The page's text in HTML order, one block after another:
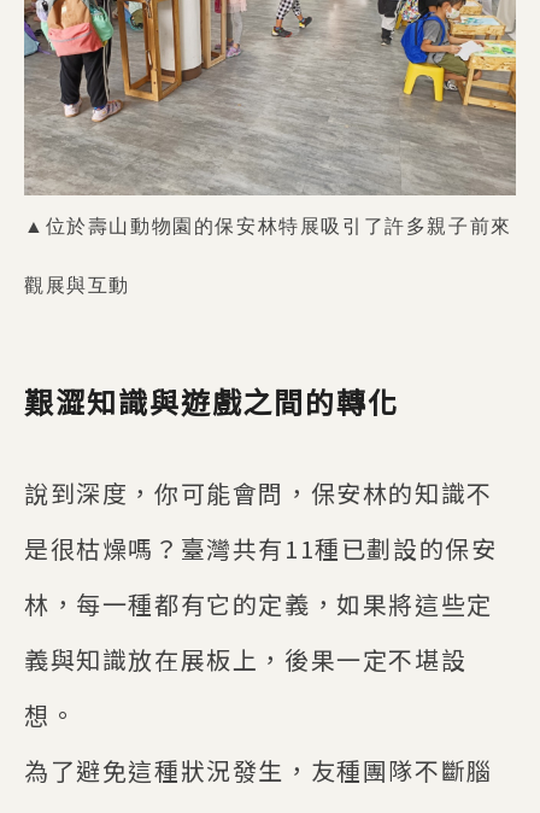
▲位於壽山動物園的保安林特展吸引了許多親子前來
觀展與互動
艱澀知識與遊戲之間的轉化
說到深度，你可能會問，保安林的知識不
是很枯燥嗎？臺灣共有11種已劃設的保安
林，每一種都有它的定義，如果將這些定
義與知識放在展板上，後果一定不堪設
想。
為了避免這種狀況發生，友種團隊不斷腦